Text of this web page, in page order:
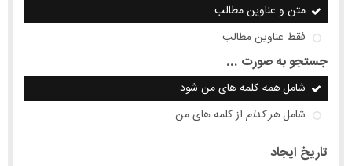
متن و عناوین مطالب
فقط عناوین مطالب
جستجو به صورت ...
شاملهمه کلمه های من شود
شاملهر کدام از کلمه های من
تاریخ ایجاد